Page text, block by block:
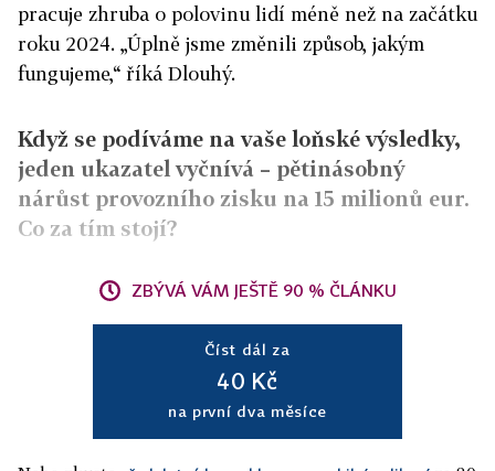
pracuje zhruba o polovinu lidí méně než na začátku
roku 2024. „Úplně jsme změnili způsob, jakým
fungujeme,“ říká Dlouhý.
Když se podíváme na vaše loňské výsledky,
jeden ukazatel vyčnívá – pětinásobný
nárůst provozního zisku na 15 milionů eur.
Co za tím stojí?
ZBÝVÁ VÁM JEŠTĚ 90 % ČLÁNKU
Číst dál za
40 Kč
na první dva měsíce